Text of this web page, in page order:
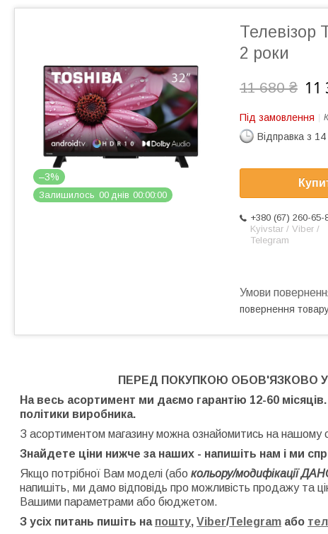
–3%
Залишилось 00 днів 00 00 00
Телевізор
2 роки
11 680 ₴ 11
Під замовлення
Відправка з
+380 (67) 260-65-
Kyivstar / Viber /
Telegram
повернення
ПЕРЕД ПОКУПКОЮ ОБОВ'ЯЗКОВО
На весь асортимент ми даємо гарантію 12-60
політики виробника.
З асортиментом магазину можна ознайомитись на нашому
Знайдете ціни нижче за наших - напишіть нам і ми
Якщо потрібної Вам моделі (або кольору/модифікації
напишіть, ми дамо відповідь про можливість продажу та
Вашими параметрами або бюджетом.
З усіх питань пишіть на пошту, Viber/Telegram або